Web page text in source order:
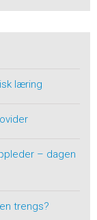
læring
– dagen
trengs?